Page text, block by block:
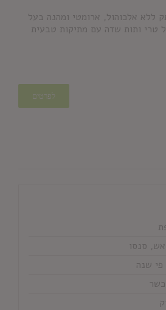
ללא אלכוהול, ארומטי ומהנה בעל
טרי ותות שדה עם מתיקות טבעית
לפרטים
סנסו
פי שנה